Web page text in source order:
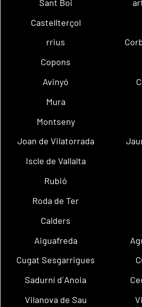
Sant Boi
Castellterçol
rrius
Copons
Avinyó
Mura
Montseny
Joan de Vilatorrada
Iscle de Vallalta
Rubió
Roda de Ter
Calders
Aiguafreda
Cugat Sesgarrigues
Sadurní d´Anoia
Vilanova de Sau